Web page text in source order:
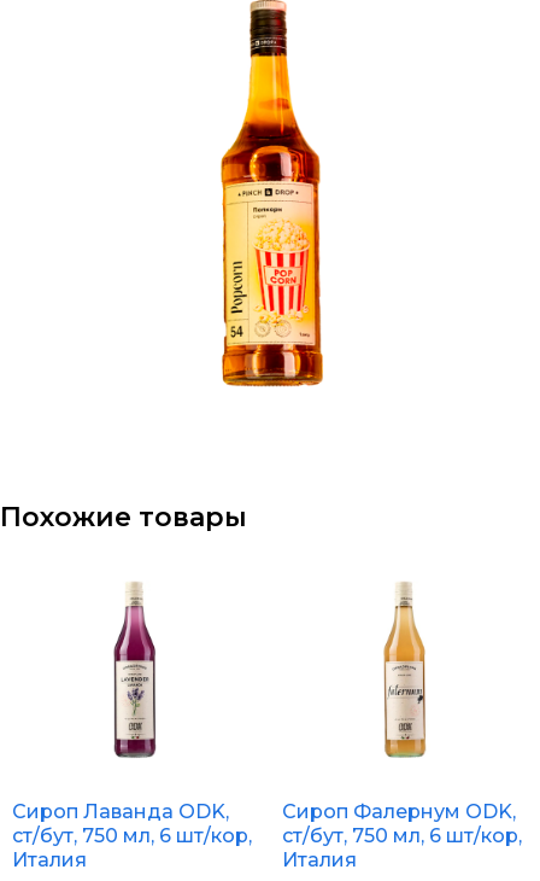
Похожие товары
Сироп Лаванда ODK,
ст/бут, 750 мл, 6 шт/кор,
Италия
Сироп Фалернум ODK,
ст/бут, 750 мл, 6 шт/кор,
Италия